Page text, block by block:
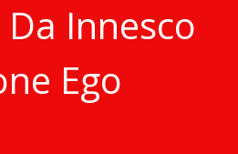
Innesco
Ego